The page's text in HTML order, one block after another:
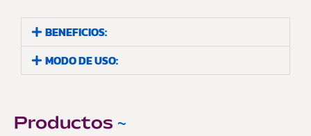
BENEFICIOS:
MODO DE USO:
Productos ~